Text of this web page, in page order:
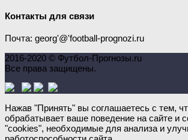
Контакты для связи
Почта: georg'@'football-prognozi.ru
2016-2020 © Футбол-Прогнозы.ru
Все права защищены.
Нажав "Принять" вы соглашаетесь с тем,
обрабатывает ваше поведение на сайте и
"cookies", необходимые для анализа и